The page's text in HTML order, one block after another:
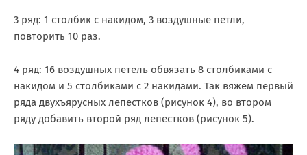
3 ряд: 1 столбик с накидом, 3 воздушные петли,
повторить 10 раз.
4 ряд: 16 воздушных петель обвязать 8 столбиками с
накидом и 5 столбиками с 2 накидами. Так вяжем первый
ряда двухъярусных лепестков (рисунок 4), во втором
ряду добавить второй ряд лепестков (рисунок 5).